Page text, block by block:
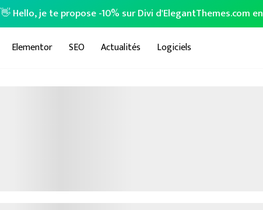
👋 Hello, je te propose -10% sur Divi d'ElegantThemes.com en
Elementor SEO Actualités Logiciels